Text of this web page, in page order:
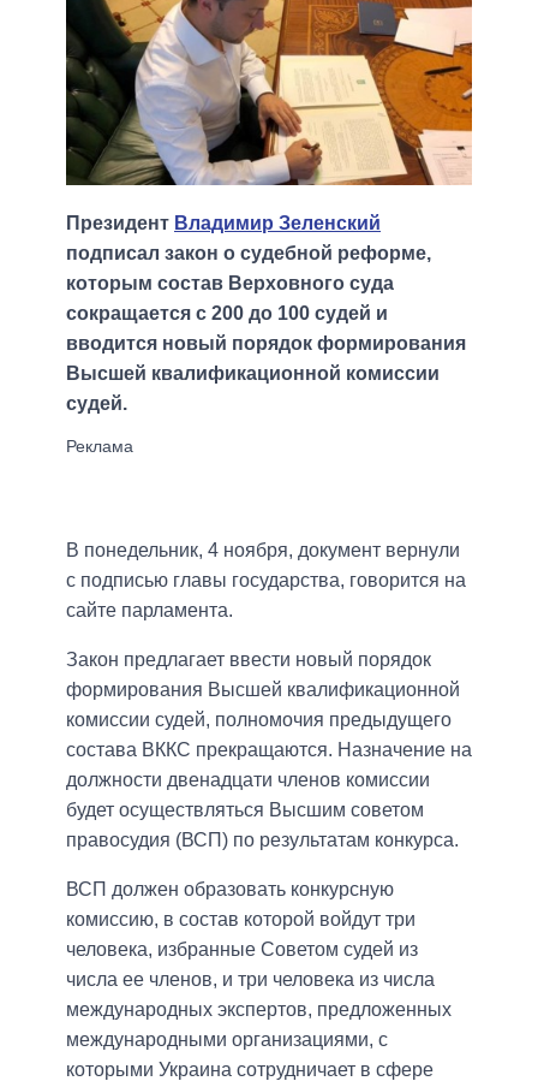
Президент Владимир Зеленский
подписал закон о судебной реформе,
которым состав Верховного суда
сокращается с 200 до 100 судей и
вводится новый порядок формирования
Высшей квалификационной комиссии
судей.
В понедельник, 4 ноября, документ вернули
с подписью главы государства, говорится на
сайте парламента.
Закон предлагает ввести новый порядок
формирования Высшей квалификационной
комиссии судей, полномочия предыдущего
состава ВККС прекращаются. Назначение на
должности двенадцати членов комиссии
будет осуществляться Высшим советом
правосудия (ВСП) по результатам конкурса.
ВСП должен образовать конкурсную
комиссию, в состав которой войдут три
человека, избранные Советом судей из
числа ее членов, и три человека из числа
международных экспертов, предложенных
международными организациями, с
которыми Украина сотрудничает в сфере